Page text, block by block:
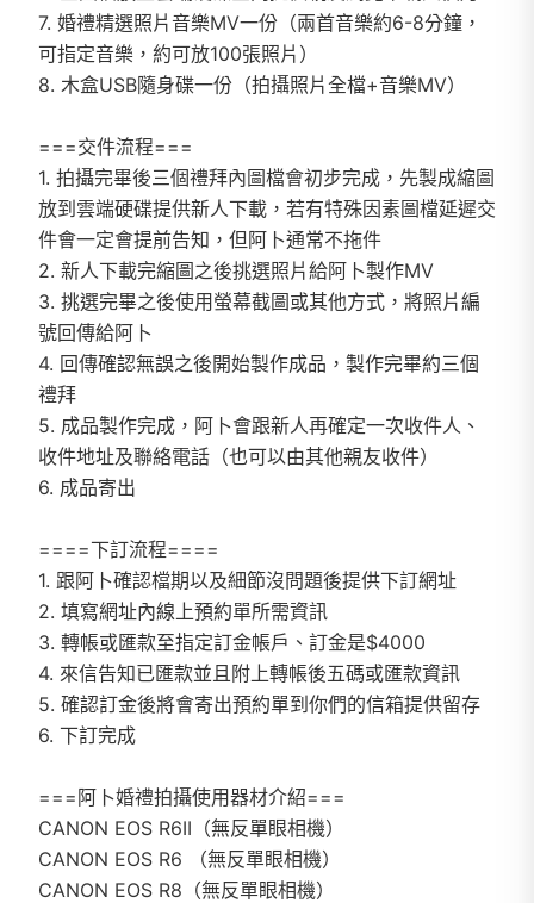
7. 婚禮精選照片音樂MV一份（兩首音樂約6-8分鐘，
可指定音樂，約可放100張照片）
8. 木盒USB隨身碟一份（拍攝照片全檔+音樂MV）
===交件流程===
1. 拍攝完畢後三個禮拜內圖檔會初步完成，先製成縮圖
放到雲端硬碟提供新人下載，若有特殊因素圖檔延遲交
件會一定會提前告知，但阿卜通常不拖件
2. 新人下載完縮圖之後挑選照片給阿卜製作MV
3. 挑選完畢之後使用螢幕截圖或其他方式，將照片編
號回傳給阿卜
4. 回傳確認無誤之後開始製作成品，製作完畢約三個
禮拜
5. 成品製作完成，阿卜會跟新人再確定一次收件人、
收件地址及聯絡電話（也可以由其他親友收件）
6. 成品寄出
====下訂流程====
1. 跟阿卜確認檔期以及細節沒問題後提供下訂網址
2. 填寫網址內線上預約單所需資訊
3. 轉帳或匯款至指定訂金帳戶、訂金是$4000
4. 來信告知已匯款並且附上轉帳後五碼或匯款資訊
5. 確認訂金後將會寄出預約單到你們的信箱提供留存
6. 下訂完成
===阿卜婚禮拍攝使用器材介紹===
CANON EOS R6II（無反單眼相機）
CANON EOS R6 （無反單眼相機）
CANON EOS R8（無反單眼相機）